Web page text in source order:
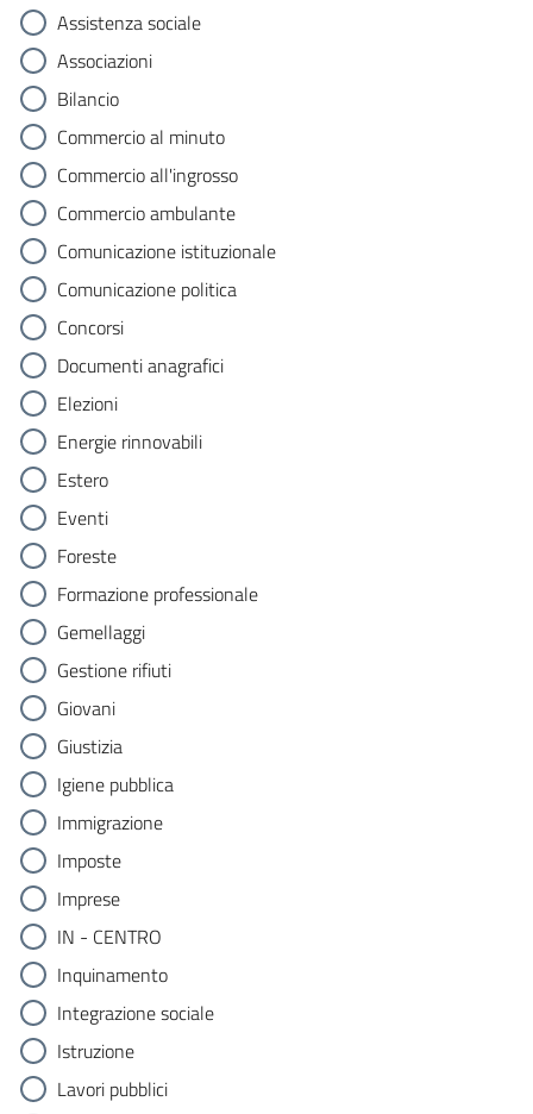
Assistenza sociale
Associazioni
Bilancio
Commercio al minuto
Commercio all'ingrosso
Commercio ambulante
Comunicazione istituzionale
Comunicazione politica
Concorsi
Documenti anagrafici
Elezioni
Energie rinnovabili
Estero
Eventi
Foreste
Formazione professionale
Gemellaggi
Gestione rifiuti
Giovani
Giustizia
Igiene pubblica
Immigrazione
Imposte
Imprese
IN - CENTRO
Inquinamento
Integrazione sociale
Istruzione
Lavori pubblici